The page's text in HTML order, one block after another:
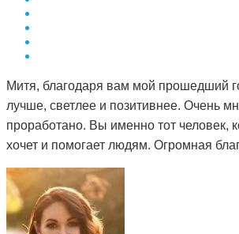
Митя, благодаря вам мой прошедший
лучше, светлее и позитивнее. Очень
проработано. Вы именно тот человек,
хочет и помогает людям. Огромная